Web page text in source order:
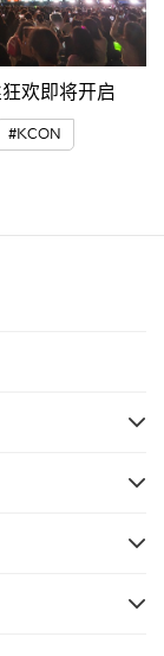
欢即将开启
#KCON